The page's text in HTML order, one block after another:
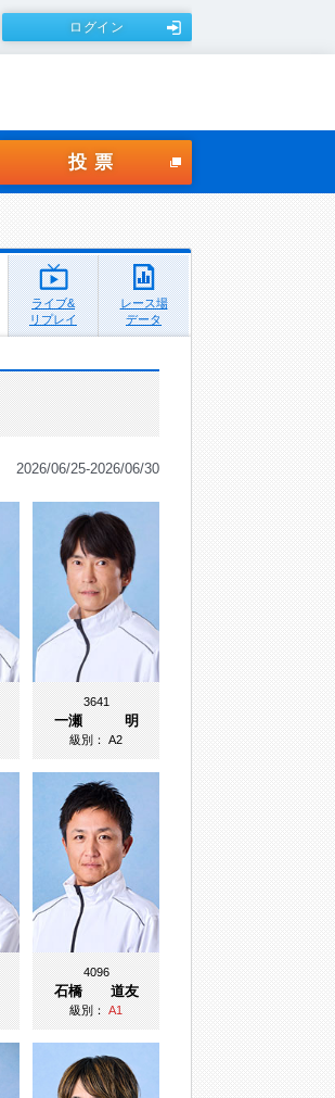
ログイン
投票
ライブ&
リプレイ
レース場
データ
2026/06/25-2026/06/30
3641
一瀬 明
級別：A2
4096
石橋 道友
級別：A1